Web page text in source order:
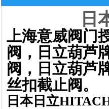
日
上海意威阀门
阀，日立葫芦
阀，日立葫芦
丝扣截止阀。
日本日立